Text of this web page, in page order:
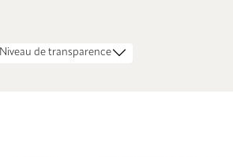
Niveau de transparence